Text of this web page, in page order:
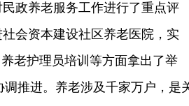
政养老服务工作进行了重点评
会资本建设社区养老医院，实
老护理员培训等方面拿出了举
推进。养老涉及千家万户，是